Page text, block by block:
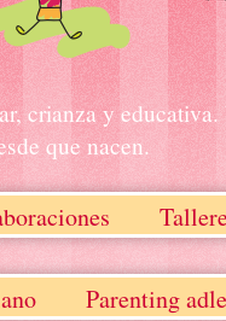
crianza y
que nacen.
Parenting